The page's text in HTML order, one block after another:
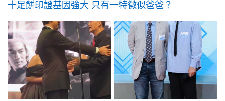
十足餅印證基因強大 只有一特徵似爸爸？